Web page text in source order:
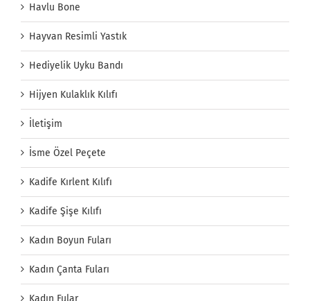
Havlu Bone
Hayvan Resimli Yastık
Hediyelik Uyku Bandı
Hijyen Kulaklık Kılıfı
İletişim
İsme Özel Peçete
Kadife Kırlent Kılıfı
Kadife Şişe Kılıfı
Kadın Boyun Fuları
Kadın Çanta Fuları